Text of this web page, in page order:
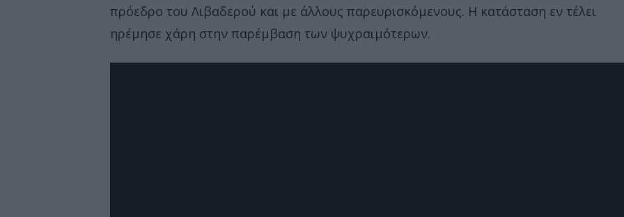
πρόεδρο του Λιβαδερού και με άλλους παρευρισκόμενους. Η κατάσταση εν τέλει
ηρέμησε χάρη στην παρέμβαση των ψυχραιμότερων.